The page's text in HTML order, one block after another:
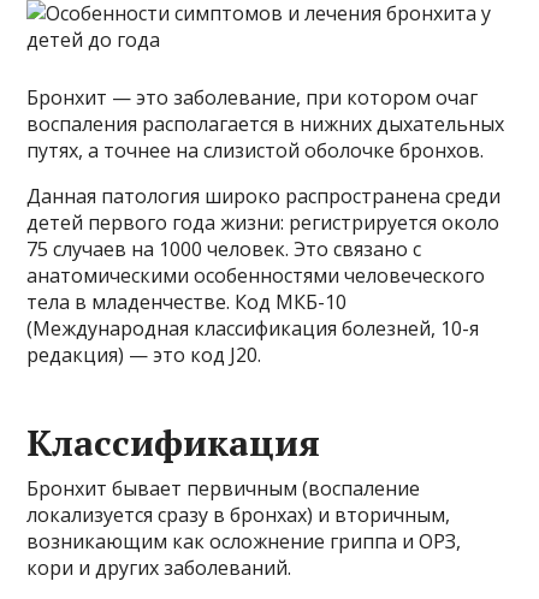
Бронхит — это заболевание, при котором очаг
воспаления располагается в нижних дыхательных
путях, а точнее на слизистой оболочке бронхов.
Данная патология широко распространена среди
детей первого года жизни: регистрируется около
75 случаев на 1000 человек. Это связано с
анатомическими особенностями человеческого
тела в младенчестве. Код МКБ-10
(Международная классификация болезней, 10-я
редакция) — это код J20.
Классификация
Бронхит бывает первичным (воспаление
локализуется сразу в бронхах) и вторичным,
возникающим как осложнение гриппа и ОРЗ,
кори и других заболеваний.